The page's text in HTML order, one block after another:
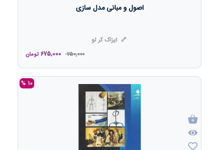
اصول و مبانی مدل سازی
ایزاک کر لو
750,000
675,000 تومان
10 %